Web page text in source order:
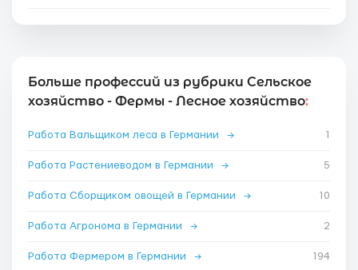
Больше профессий из рубрики Сельское
хозяйство - Фермы - Лесное хозяйство:
Работа Вальщиком леса в Германии → 1
Работа Растениеводом в Германии → 5
Работа Сборщиком овощей в Германии → 10
Работа Агронома в Германии → 2
Работа Фермером в Германии → 194